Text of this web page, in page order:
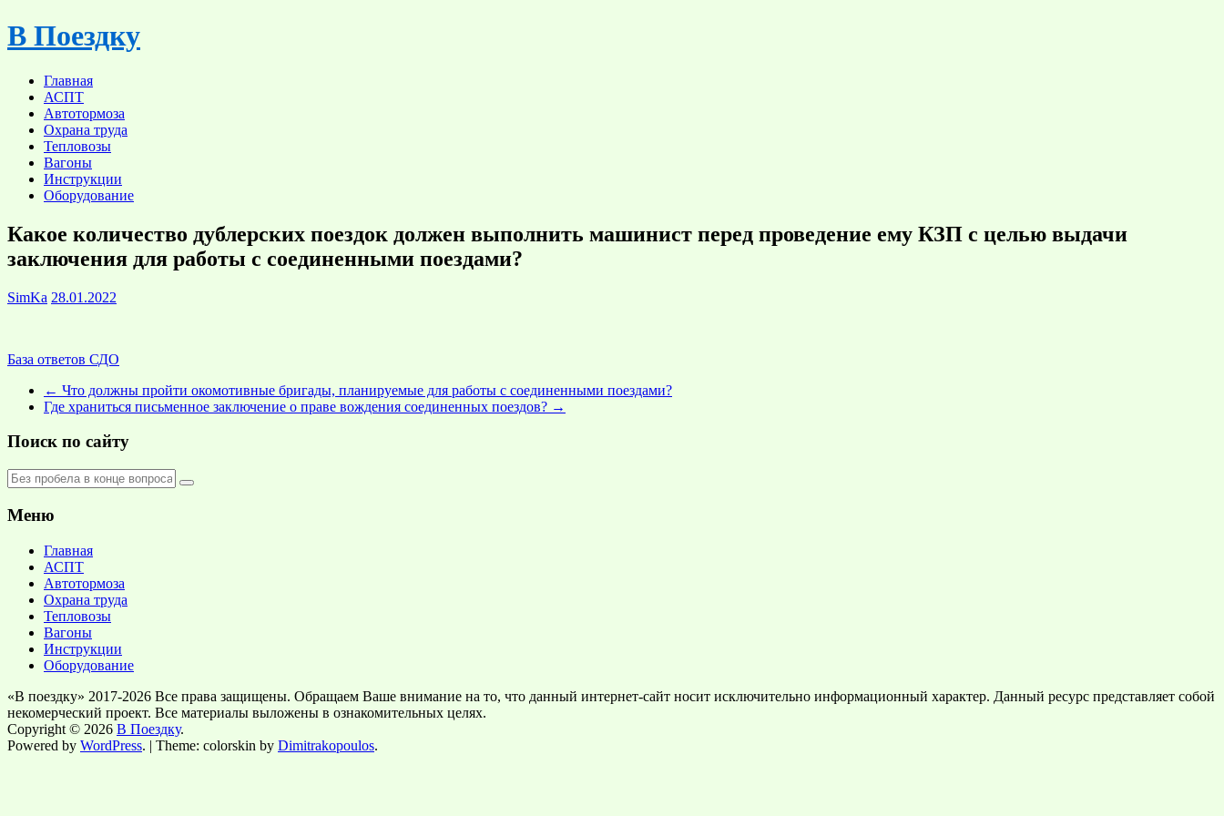
Skip
to
В Поездку
Главная
АСПТ
Автотормоза
Охрана труда
Тепловозы
Вагоны
Инструкции
Оборудование
Какое количество дублерских поездок должен выполнить машинист перед проведение ему КЗП с целью выдачи
заключения для работы с соединенными поездами?
SimKa 28.01.2022
База ответов СДО
← Что должны пройти окомотивные бригады, планируемые для работы с соединенными поездами?
Где храниться письменное заключение о праве вождения соединенных поездов? →
Поиск по сайту
Меню
Главная
АСПТ
Автотормоза
Охрана труда
Тепловозы
Вагоны
Инструкции
Оборудование
«В поездку» 2017-2026 Все права защищены. Обращаем Ваше внимание на то, что данный интернет-сайт носит исключительно информационный характер. Данный ресурс представляет собой
некомерческий проект. Все материалы выложены в ознакомительных целях.
Copyright © 2026 В Поездку.
Powered by WordPress. | Theme: colorskin by Dimitrakopoulos.